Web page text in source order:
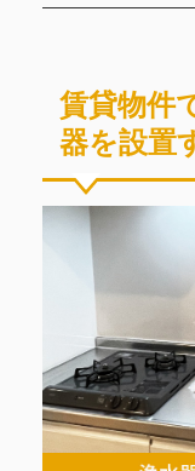
賃貸物件
器を設置